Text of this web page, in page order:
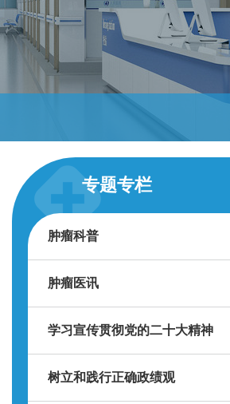
专题专栏
肿瘤科普
肿瘤医讯
学习宣传贯彻党的二十大精神
树立和践行正确政绩观